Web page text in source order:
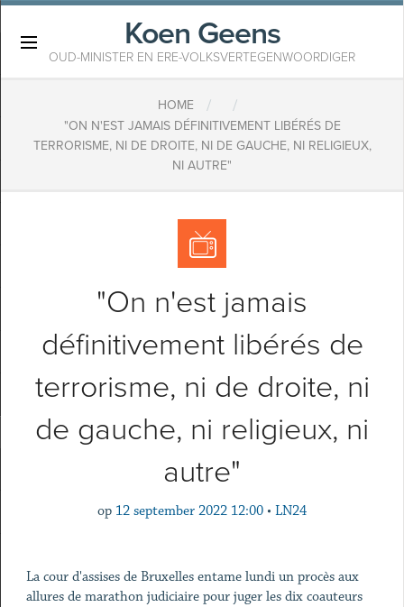
Koen Geens
OUD-MINISTER EN ERE-VOLKSVERTEGENWOORDIGER
HOME / /
"ON N'EST JAMAIS DÉFINITIVEMENT LIBÉRÉS DE
TERRORISME, NI DE DROITE, NI DE GAUCHE, NI RELIGIEUX,
NI AUTRE"
"On n'est jamais
définitivement libérés de
terrorisme, ni de droite, ni
de gauche, ni religieux, ni
autre"
op 12 september 2022 12:00 • LN24
La cour d'assises de Bruxelles entame lundi un procès aux
allures de marathon judiciaire pour juger les dix coauteurs